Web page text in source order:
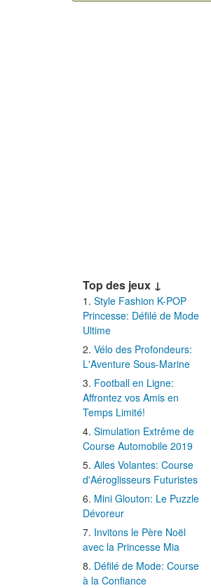
Top des jeux ↓
Style Fashion K-POP
Princesse: Défilé de Mode
Ultime
Vélo des Profondeurs:
L'Aventure Sous-Marine
Football en Ligne:
Affrontez vos Amis en
Temps Limité!
Simulation Extrême de
Course Automobile 2019
Ailes Volantes: Course
d'Aéroglisseurs Futuristes
Mini Glouton: Le Puzzle
Dévoreur
Invitons le Père Noël
avec la Princesse Mia
Défilé de Mode: Course
à la Confiance